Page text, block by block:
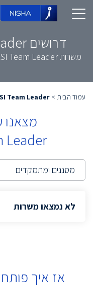
דרושים Asic/ VLSI Team Leader
משרות Asic/ VLSI Team Leader מובילות, מחכות לך ממש כאן
עמוד הבית >
Team Leader
מצאנו
Leader
מסננים ומתמקדים
לא נמצאו משרות
אז איך